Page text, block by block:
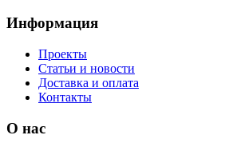
Информация
Проекты
Статьи и новости
Доставка и оплата
Контакты
О нас